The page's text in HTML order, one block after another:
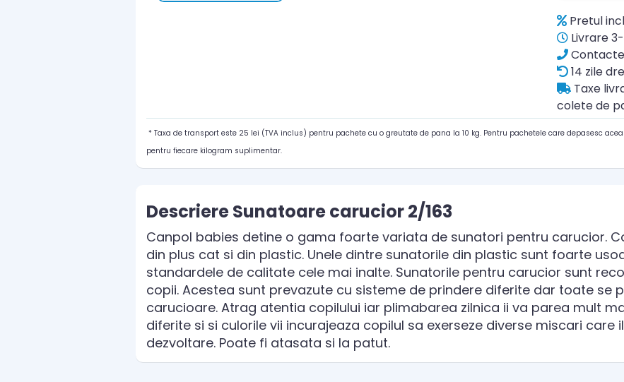
Pretul
Livrare
14 zile
Taxe
colete de
* Taxa de transport este 25 lei (TVA inclus) pentru pachete cu o greutate de pana la 10 kg. Pentru pachetele care depasesc
pentru fiecare kilogram suplimentar.
Descriere Sunatoare carucior 2/163
Canpol babies detine o gama foarte variata de sunatori pentru carucior.
din plus cat si din plastic. Unele dintre sunatorile din plastic sunt foarte
standardele de calitate cele mai inalte. Sunatorile pentru carucior sunt
copii. Acestea sunt prevazute cu sisteme de prindere diferite dar toate se
carucioare. Atrag atentia copilului iar plimabarea zilnica ii va parea mult
diferite si si culorile vii incurajeaza copilul sa exerseze diverse miscari care
dezvoltare. Poate fi atasata si la patut.